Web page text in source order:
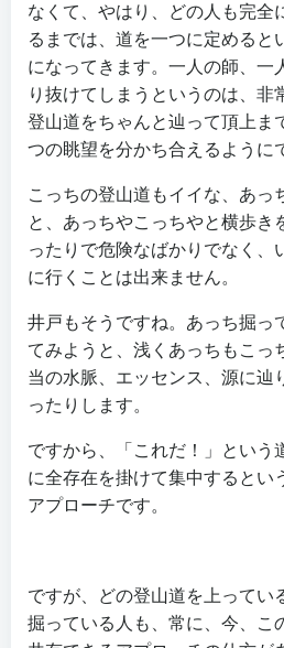
なくて、やはり、どの人も完全
るまでは、道を一つに定めると
になってきます。一人の師、一
り抜けてしまうというのは、非
登山道をちゃんと辿って頂上ま
つの眺望を分かち合えるように
こっちの登山道もイイな、あっ
と、あっちやこっちやと横歩き
ったりで危険なばかりでなく、
に行くことは出来ません。
井戸もそうですね。あっち掘っ
てみようと、浅くあっちもこっ
当の水脈、エッセンス、源に辿
ったりします。
ですから、「これだ！」という
に全存在を掛けて集中するとい
アプローチです。
ですが、どの登山道を上ってい
掘っている人も、常に、今、こ